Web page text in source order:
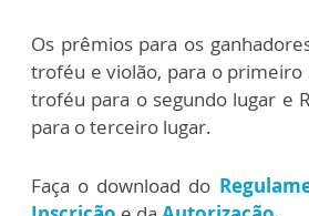
Os prêmios para os
troféu e violão, para o primeiro
troféu para o segundo lugar e
para o terceiro lugar.
Faça o download do